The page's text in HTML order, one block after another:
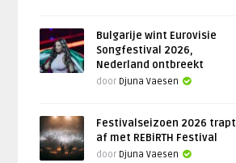
Bulgarije wint Eurovisie
Songfestival 2026,
Nederland ontbreekt
door Djuna Vaesen
Festivalseizoen 2026 trapt
af met REBiRTH Festival
door Djuna Vaesen